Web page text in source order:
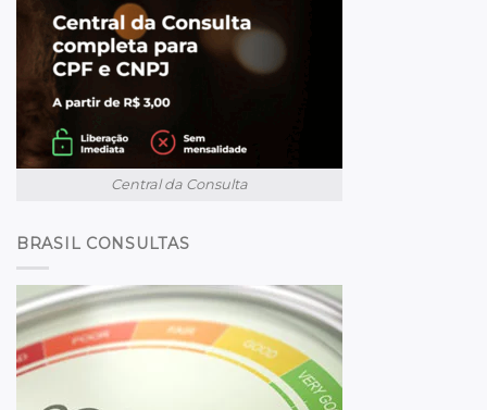
Central da Consulta
BRASIL CONSULTAS